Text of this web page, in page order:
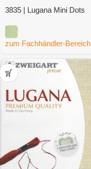
3835 | Lugana Mini Dots
zum Fachhändler-Bereich